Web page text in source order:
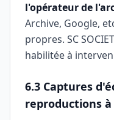
l'opérateur de
Archive, Google,
propres. SC
habilitée à
6.3 Captures
reproductions